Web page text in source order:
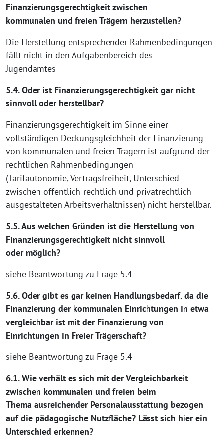
Finanzierungsgerechtigkeit zwischen
kommunalen und freien Trägern herzustellen?
Die Herstellung entsprechender Rahmenbedingungen
fällt nicht in den Aufgabenbereich des
Jugendamtes
5.4. Oder ist Finanzierungsgerechtigkeit gar nicht
sinnvoll oder herstellbar?
Finanzierungsgerechtigkeit im Sinne einer
vollständigen Deckungsgleichheit der Finanzierung
von kommunalen und freien Trägern ist aufgrund der
rechtlichen Rahmenbedingungen
(Tarifautonomie, Vertragsfreiheit, Unterschied
zwischen öffentlich-rechtlich und privatrechtlich
ausgestalteten Arbeitsverhältnissen) nicht herstellbar.
5.5. Aus welchen Gründen ist die Herstellung von
Finanzierungsgerechtigkeit nicht sinnvoll
oder möglich?
siehe Beantwortung zu Frage 5.4
5.6. Oder gibt es gar keinen Handlungsbedarf, da die
Finanzierung der kommunalen Einrichtungen in etwa
vergleichbar ist mit der Finanzierung von
Einrichtungen in Freier Trägerschaft?
siehe Beantwortung zu Frage 5.4
6.1. Wie verhält es sich mit der Vergleichbarkeit
zwischen kommunalen und freien beim
Thema ausreichender Personalausstattung bezogen
auf die pädagogische Nutzfläche? Lässt sich hier ein
Unterschied erkennen?